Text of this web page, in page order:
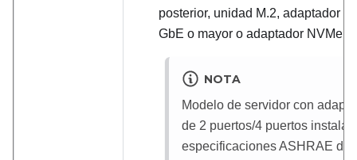
posterior, unidad M.2, adaptador
GbE o mayor o adaptador NVMe
NOTA
Modelo de servidor con
de 2 puertos/4 puertos
especificaciones ASHRAE de